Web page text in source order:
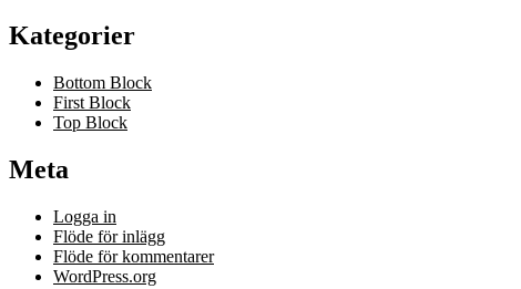
Kategorier
Bottom Block
First Block
Top Block
Meta
Logga in
Flöde för inlägg
Flöde för kommentarer
WordPress.org